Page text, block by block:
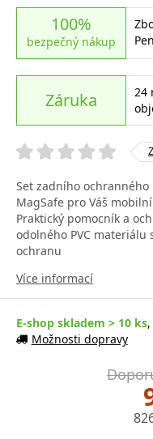
100%
bezpečný nákup
Záruka
24
Set zadního ochranného
MagSafe pro Váš
Praktický pomocník a
odolného PVC
ochranu
Více informací
E-shop skladem > 10 ks
Možnosti dopravy